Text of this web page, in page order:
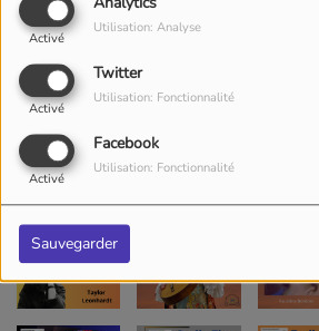
Activé
Utilisation: Analyse
Twitter
Activé
Utilisation: Fonctionnalité
Facebook
Activé
Utilisation: Fonctionnalité
Sauvegarder